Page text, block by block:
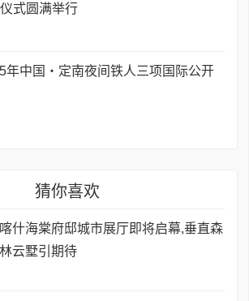
式圆满举行
年中国・定南夜间铁人三项国际公开
猜你喜欢
喀什海棠府邸城市展厅即将启幕,垂直森
林云墅引期待